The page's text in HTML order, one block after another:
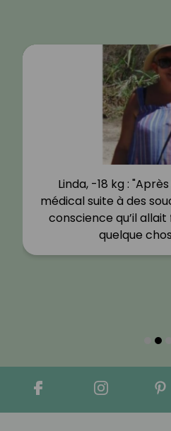
Linda, -18 kg :
médical suite à des
conscience qu’il
quelque